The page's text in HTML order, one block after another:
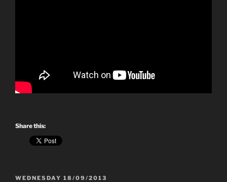
Share this:
POSTED
WEDNESDAY 18/09/2013